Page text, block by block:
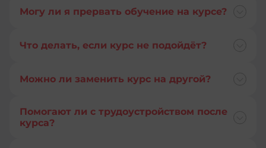
+86
+57
+297
+358
Могу ли я прервать обучение на курсе?
Что делать, если курс не подойдёт?
Можно ли заменить курс на другой?
Помогают ли с трудоустройством после
курса?